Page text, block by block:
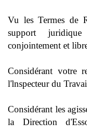
Vu les Termes de
support
conjointement et
Considérant votre
l'lnspecteur du
Considérant les
la Direction